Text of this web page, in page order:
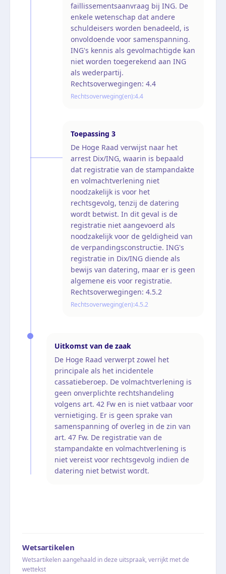
faillissementsaanvraag bij ING. De
enkele wetenschap dat andere
schuldeisers worden benadeeld, is
onvoldoende voor samenspanning.
ING's kennis als gevolmachtigde kan
niet worden toegerekend aan ING
als wederpartij.
Rechtsoverwegingen: 4.4
Rechtsoverweging(en):4.4
Toepassing 3
De Hoge Raad verwijst naar het
arrest Dix/ING, waarin is bepaald
dat registratie van de stampandakte
en volmachtverlening niet
noodzakelijk is voor het
rechtsgevolg, tenzij de datering
wordt betwist. In dit geval is de
registratie niet aangevoerd als
noodzakelijk voor de geldigheid van
de verpandingsconstructie. ING's
registratie in Dix/ING diende als
bewijs van datering, maar er is geen
algemene eis voor registratie.
Rechtsoverwegingen: 4.5.2
Rechtsoverweging(en):4.5.2
Uitkomst van de zaak
De Hoge Raad verwerpt zowel het
principale als het incidentele
cassatieberoep. De volmachtverlening is
geen onverplichte rechtshandeling
volgens art. 42 Fw en is niet vatbaar voor
vernietiging. Er is geen sprake van
samenspanning of overleg in de zin van
art. 47 Fw. De registratie van de
stampandakte en volmachtverlening is
niet vereist voor rechtsgevolg indien de
datering niet betwist wordt.
Wetsartikelen
Wetsartikelen aangehaald in deze uitspraak, verrijkt met de
wettekst